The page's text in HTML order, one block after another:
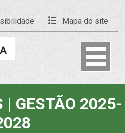
Mapa do site
| GESTÃO 2025-